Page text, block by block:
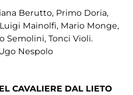
Berutto, Primo Doria,
Mainolfi, Mario Monge,
Semolini, Tonci Violi.
Nespolo
CAVALIERE DAL LIETO